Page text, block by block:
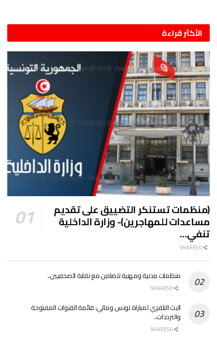
الأكثر قراءة
(منظمات تستنكر التضييق على تقديم
مساعدات للمهاجرين)- وزارة الداخلية
تنفي…
منظمات مدنية ومهنية تتضامن مع نقابة الصحفيين..
البث التلفزي لمباراة تونس ومالي: قائمة القنوات المفتوحة
والترددات..